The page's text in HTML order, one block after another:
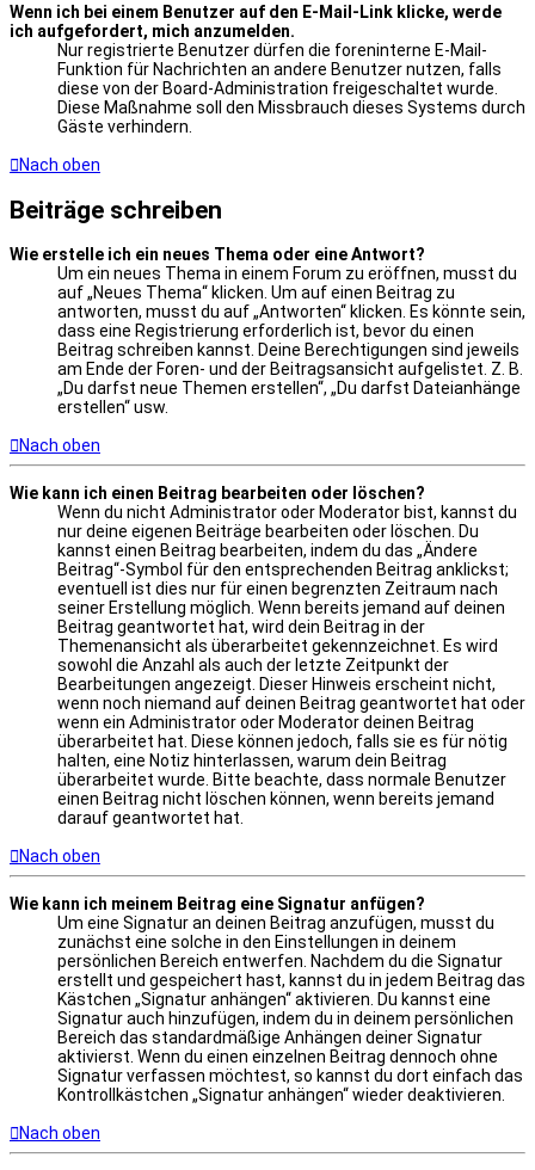
Wenn ich bei einem Benutzer auf den E-Mail-Link klicke, werde
ich aufgefordert, mich anzumelden.
Nur registrierte Benutzer dürfen die foreninterne E-Mail-
Funktion für Nachrichten an andere Benutzer nutzen, falls
diese von der Board-Administration freigeschaltet wurde.
Diese Maßnahme soll den Missbrauch dieses Systems durch
Gäste verhindern.
Nach oben
Beiträge schreiben
Wie erstelle ich ein neues Thema oder eine Antwort?
Um ein neues Thema in einem Forum zu eröffnen, musst du
auf „Neues Thema“ klicken. Um auf einen Beitrag zu
antworten, musst du auf „Antworten“ klicken. Es könnte sein,
dass eine Registrierung erforderlich ist, bevor du einen
Beitrag schreiben kannst. Deine Berechtigungen sind jeweils
am Ende der Foren- und der Beitragsansicht aufgelistet. Z. B.
„Du darfst neue Themen erstellen“, „Du darfst Dateianhänge
erstellen“ usw.
Nach oben
Wie kann ich einen Beitrag bearbeiten oder löschen?
Wenn du nicht Administrator oder Moderator bist, kannst du
nur deine eigenen Beiträge bearbeiten oder löschen. Du
kannst einen Beitrag bearbeiten, indem du das „Ändere
Beitrag“-Symbol für den entsprechenden Beitrag anklickst;
eventuell ist dies nur für einen begrenzten Zeitraum nach
seiner Erstellung möglich. Wenn bereits jemand auf deinen
Beitrag geantwortet hat, wird dein Beitrag in der
Themenansicht als überarbeitet gekennzeichnet. Es wird
sowohl die Anzahl als auch der letzte Zeitpunkt der
Bearbeitungen angezeigt. Dieser Hinweis erscheint nicht,
wenn noch niemand auf deinen Beitrag geantwortet hat oder
wenn ein Administrator oder Moderator deinen Beitrag
überarbeitet hat. Diese können jedoch, falls sie es für nötig
halten, eine Notiz hinterlassen, warum dein Beitrag
überarbeitet wurde. Bitte beachte, dass normale Benutzer
einen Beitrag nicht löschen können, wenn bereits jemand
darauf geantwortet hat.
Nach oben
Wie kann ich meinem Beitrag eine Signatur anfügen?
Um eine Signatur an deinen Beitrag anzufügen, musst du
zunächst eine solche in den Einstellungen in deinem
persönlichen Bereich entwerfen. Nachdem du die Signatur
erstellt und gespeichert hast, kannst du in jedem Beitrag das
Kästchen „Signatur anhängen“ aktivieren. Du kannst eine
Signatur auch hinzufügen, indem du in deinem persönlichen
Bereich das standardmäßige Anhängen deiner Signatur
aktivierst. Wenn du einen einzelnen Beitrag dennoch ohne
Signatur verfassen möchtest, so kannst du dort einfach das
Kontrollkästchen „Signatur anhängen“ wieder deaktivieren.
Nach oben